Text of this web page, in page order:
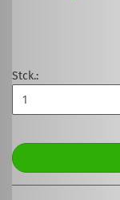
Stck.: